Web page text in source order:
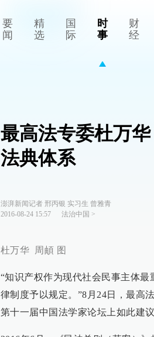
要
闻
精
选
国
际
时
事
财
经
最高法专委杜万
法典体系
澎湃新闻记者 邢丙银 实习生 曾雅青
2016-08-24 15:57
法治中国 >
杜万华 周頔 图
“知识产权作为现代社会民事主体
律制度予以规定。”8月24日，最高
第十一届中国法学家论坛上如此建议